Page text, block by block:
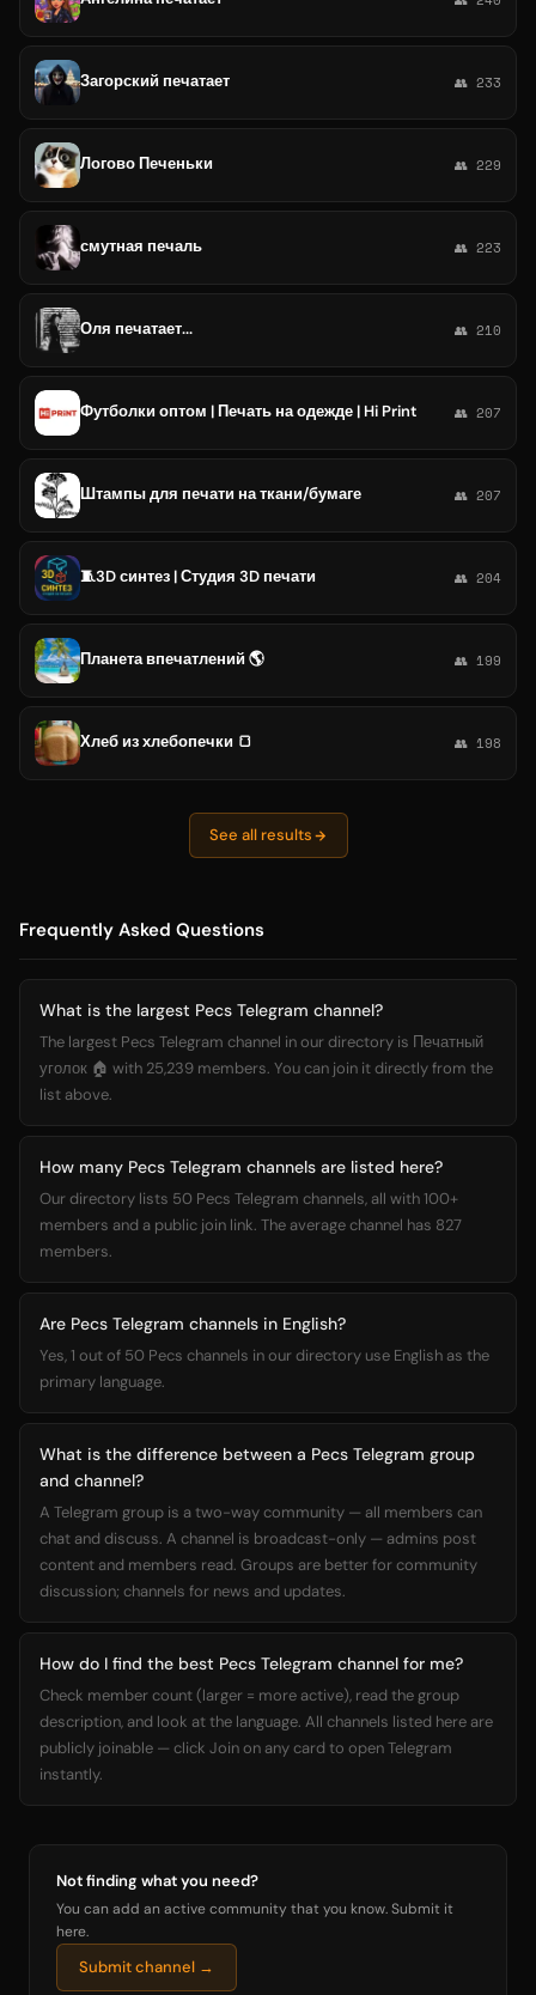
Загорский печатает 👥 233
Логово Печеньки 👥 229
смутная печаль 👥 223
Оля печатает... 👥 210
Футболки оптом | Печать на одежде | Hi Print 👥 207
Штампы для печати на ткани/бумаге 👥 207
🧵3D синтез | Студия 3D печати 👥 204
Планета впечатлений 🌎 👥 199
Хлеб из хлебопечки 🍞 👥 198
See all results
Frequently Asked Questions
What is the largest Pecs Telegram channel?
The largest Pecs Telegram channel in our directory is Печатный
уголок 🏠 with 25,239 members. You can join it directly from the
list above.
How many Pecs Telegram channels are listed here?
Our directory lists 50 Pecs Telegram channels, all with 100+
members and a public join link. The average channel has 827
members.
Are Pecs Telegram channels in English?
Yes, 1 out of 50 Pecs channels in our directory use English as the
primary language.
What is the difference between a Pecs Telegram group
and channel?
A Telegram group is a two-way community — all members can
chat and discuss. A channel is broadcast-only — admins post
content and members read. Groups are better for community
discussion; channels for news and updates.
How do I find the best Pecs Telegram channel for me?
Check member count (larger = more active), read the group
description, and look at the language. All channels listed here are
publicly joinable — click Join on any card to open Telegram
instantly.
Not finding what you need?
You can add an active community that you know. Submit it
here.
Submit channel →